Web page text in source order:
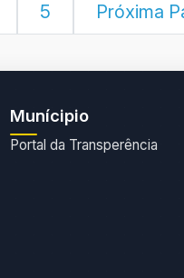
5 Próxima
Munícipio
Portal da Transperência